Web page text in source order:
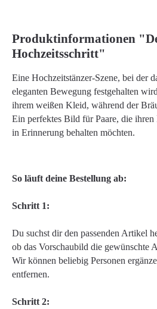
Produktinformationen
Hochzeitsschritt"
Eine Hochzeitstänzer-Szene, bei der
eleganten Bewegung festgehalten
ihrem weißen Kleid, während der
Ein perfektes Bild für Paare, die
in Erinnerung behalten möchten.
So läuft deine Bestellung ab:
Schritt 1:
Du suchst dir den passenden Artikel
ob das Vorschaubild die gewünschte
Wir können beliebig Personen
entfernen.
Schritt 2: